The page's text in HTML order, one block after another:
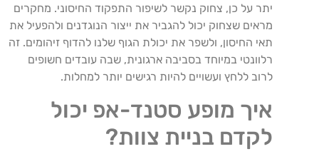
יתר על כן, צחוק נקשר לשיפור התפקוד החיסוני. מחקרים
מראים שצחוק יכול להגביר את ייצור הנוגדנים ולהפעיל את
תאי החיסון, ולשפר את יכולת הגוף שלנו להדוף זיהומים. זה
רלוונטי במיוחד בסביבה ארגונית, שבה עובדים חשופים
לרוב ללחץ ועשויים להיות רגישים יותר למחלות.
איך מופע סטנד-אפ יכול
לקדם בניית צוות?